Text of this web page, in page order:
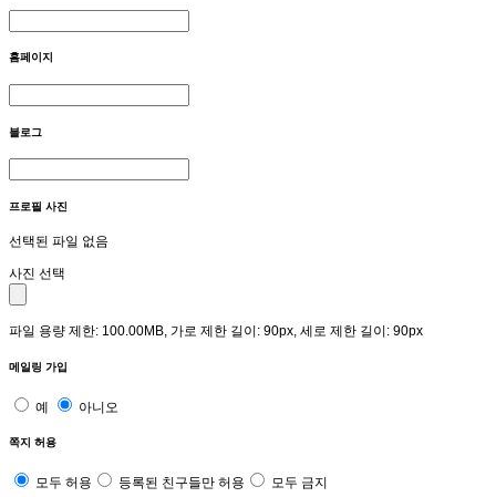
홈페이지
블로그
프로필 사진
선택된 파일 없음
사진 선택
파일 용량 제한: 100.00MB, 가로 제한 길이: 90px, 세로 제한 길이: 90px
메일링 가입
예 아니오
쪽지 허용
모두 허용 등록된 친구들만 허용 모두 금지